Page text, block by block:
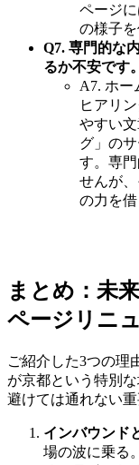
ページ
の様子
Q7. 専門的な
るか不安です。
A7. ホー
ヒアリ
やすい
グ」の
す。専
せんが
の力を借
まとめ：未
ページリニ
ご紹介した3つの理
が京都という特別
避けては通れない重
インバウンド
場の波に乗る。